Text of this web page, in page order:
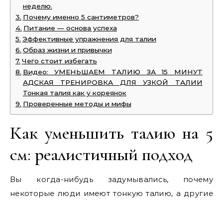
неделю.
Почему именно 5 сантиметров?
Питание — основа успеха
Эффективные упражнения для талии
Образ жизни и привычки
Чего стоит избегать
Видео: УМЕНЬШАЕМ ТАЛИЮ ЗА 15 МИНУТ
АДСКАЯ ТРЕНИРОВКА ДЛЯ УЗКОЙ ТАЛИИ
Тонкая талия как у кореянок
Проверенные методы и мифы
Как уменьшить талию на 5
см: реалистичный подход
Вы когда-нибудь задумывались, почему
некоторые люди имеют тонкую талию, а другие